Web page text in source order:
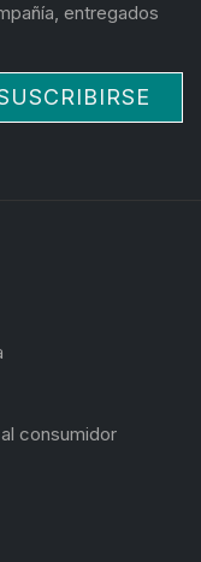
entregados
consumidor